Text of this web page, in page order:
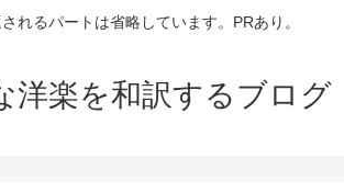
れるパートは省略しています。PRあり。
洋楽を和訳するブログ